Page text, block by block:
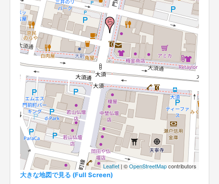
Leaflet | ©OpenStreetMapcontributors
大きな地図で見る (Full Screen)